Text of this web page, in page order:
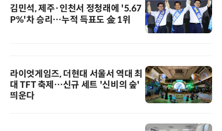
김민석, 제주·인천서 정청래에 '5.67
P%'차 승리…누적 득표도 金 1위
라이엇게임즈, 더현대 서울서 역대 최
대 TFT 축제…신규 세트 '신비의 숲'
띄운다